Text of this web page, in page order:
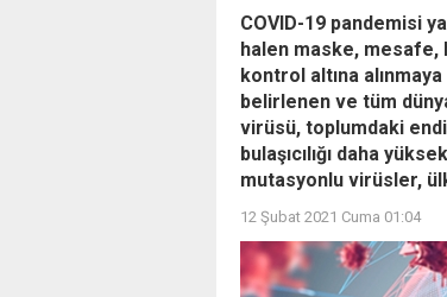
COVID-19 pandemisi
halen maske, mesafe,
kontrol altına
belirlenen ve tüm
virüsü, toplumdaki
bulaşıcılığı daha
mutasyonlu virüsler,
12 Şubat 2021 Cuma 01:04